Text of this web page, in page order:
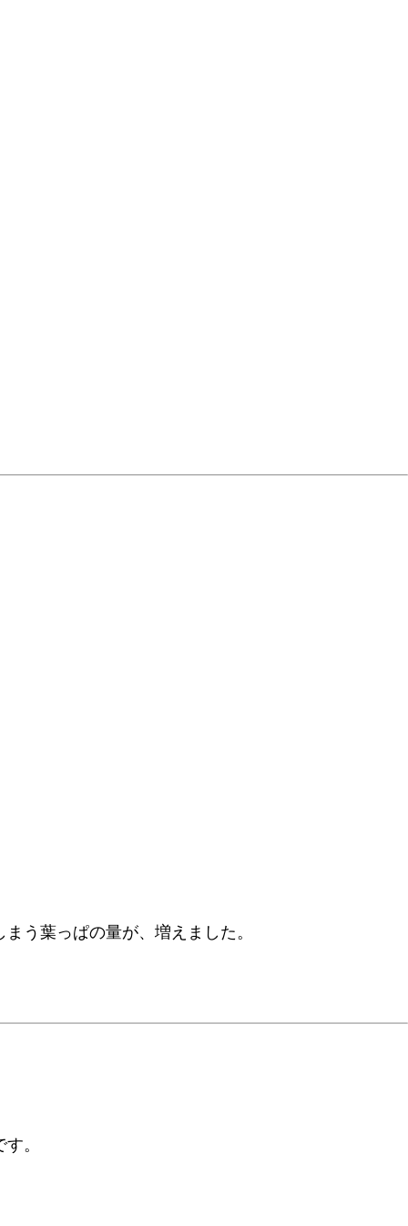
う葉っぱの量が、増えました。
。